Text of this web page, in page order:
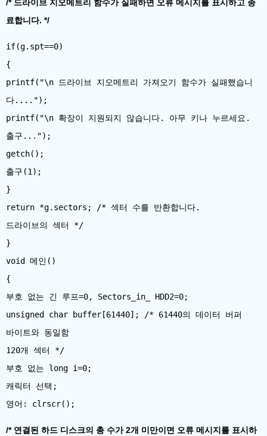
/* 드라이브 지오메트리 함수가 실패하면 오류 메시지를 표시하고 종
료합니다. */
if(g.spt==0)
{
printf("\n 드라이브 지오메트리 가져오기 함수가 실패했습니
다....");
printf("\n 확장이 지원되지 않습니다. 아무 키나 누르세요.
출구...");
getch();
출구(1);
}
return *g.sectors; /* 섹터 수를 반환합니다.
드라이브의 섹터 */
}
void 메인()
{
부호 없는 긴 루프=0, Sectors_in_ HDD2=0;
unsigned char buffer[61440]; /* 61440의 데이터 버퍼
바이트와 ​​동일함
120개 섹터 */
부호 없는 long i=0;
캐릭터 선택;
/* 연결된 하드 디스크의 총 수가 2개 미만이면 오류 메시지를 표시하